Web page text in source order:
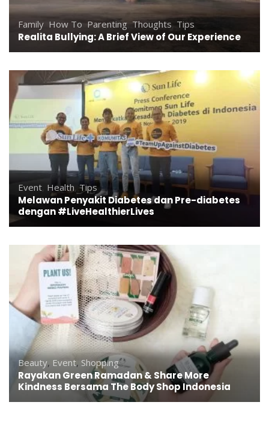
Family How To Parenting,Thoughts, Tips
Realita Bullying: A Brief View of Our Experience
Event Health, Tips
Melawan Penyakit Diabetes dan Pre-diabetes
dengan #LiveHealthierLives
Beauty, Event, Shopping
Rayakan Green Ramadan & Share More
Kindness Bersama The Body Shop Indonesia